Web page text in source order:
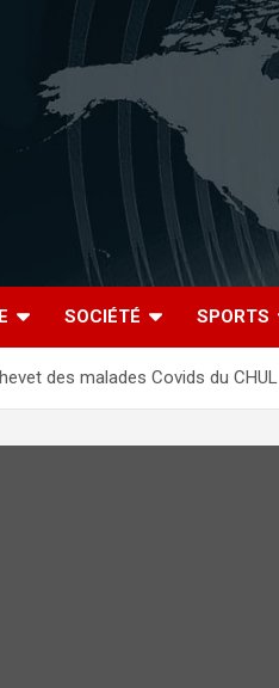
SOCIÉTÉ SPORTS
des malades Covids du CHUL